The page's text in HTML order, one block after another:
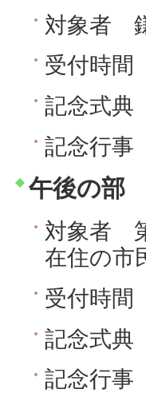
対象者
受付時間
記念式典
記念行事
午後の部
対象者
在住の市
受付時間
記念式典
記念行事